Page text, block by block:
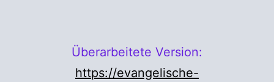
Überarbeitete Version:
https://evangelische-